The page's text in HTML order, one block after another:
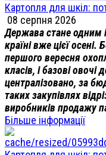
Картопля для шкіл:
08 серпня 2026
Держава стане одним
країні вже цієї
першого вересня
класів, і базові
централізовано, за
таких закупівлях
виробників продажу
Більше інформації